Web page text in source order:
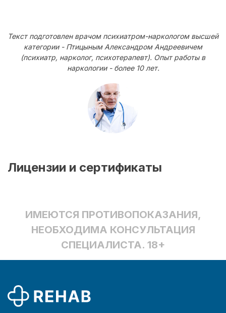
Текст подготовлен врачом психиатром-наркологом высшей
категории - Птицыным Александром Андреевичем
(психиатр, нарколог, психотерапевт). Опыт работы в
наркологии - более 10 лет.
Лицензии и сертификаты
ИМЕЮТСЯ ПРОТИВОПОКАЗАНИЯ,
НЕОБХОДИМА КОНСУЛЬТАЦИЯ
СПЕЦИАЛИСТА. 18+